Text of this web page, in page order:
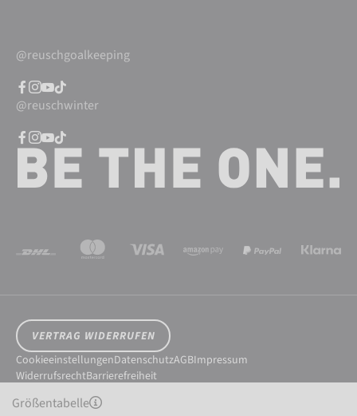
Größentabelle
@reuschgoalkeeping
@reuschwinter
VERTRAG WIDERRUFEN
CookieeinstellungenDatenschutzAGBImpressum
WiderrufsrechtBarrierefreiheit
© 2026 Reusch International SpA - AG